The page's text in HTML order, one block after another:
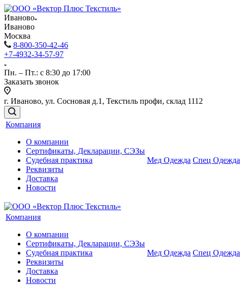
Иваново
Иваново
Москва
8-800-350-42-46
+7-4932-34-57-97
Пн. – Пт.: с 8:30 до 17:00
Заказать звонок
г. Иваново, ул. Сосновая д.1, Текстиль профи, склад 1112
Компания
О компании
Сертификаты, Декларации, СЭЗы
Судебная практика
Реквизиты
Доставка
Новости
Мед Одежда Спец Одежда
Компания
О компании
Сертификаты, Декларации, СЭЗы
Судебная практика
Реквизиты
Доставка
Новости
Мед Одежда Спец Одежда